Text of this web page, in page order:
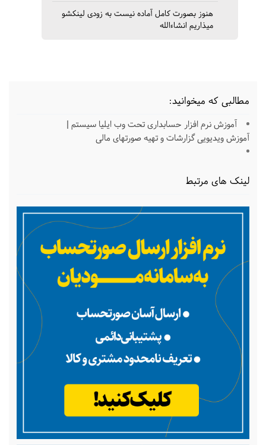
رودارید رایگان هست یاباید
خریداری بکنم ممنون
هنوز بصورت کامل آماده نیست به زودی لینکشو
میذاریم انشاءالله
مطالبی که میخوانید:
آموزش نرم افزار حسابداری تحت وب ایلیا سیستم |
آموزش ویدیویی گزارشات و تهیه صورتهای مالی
لینک های مرتبط